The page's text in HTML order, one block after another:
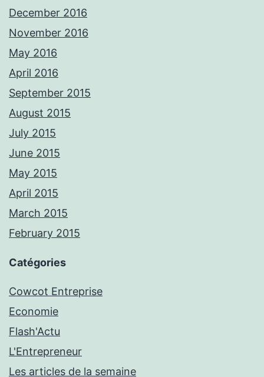
December 2016
November 2016
May 2016
April 2016
September 2015
August 2015
July 2015
June 2015
May 2015
April 2015
March 2015
February 2015
Catégories
Cowcot Entreprise
Economie
Flash'Actu
L'Entrepreneur
Les articles de la semaine